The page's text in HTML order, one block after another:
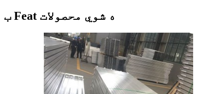
ب Feat ه شوي محصولات